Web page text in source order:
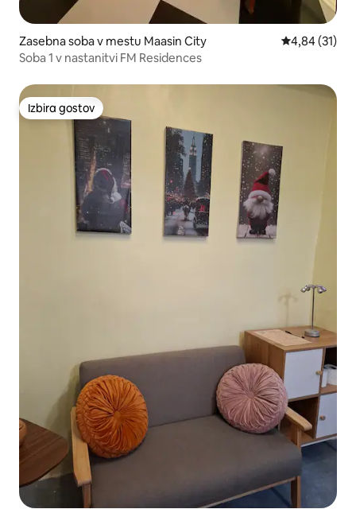
Zasebna soba v mestu Maasin City Povprečna
4,84 (31)
Soba 1 v nastanitvi FM Residences
Izbira gostov
Izbira gostov